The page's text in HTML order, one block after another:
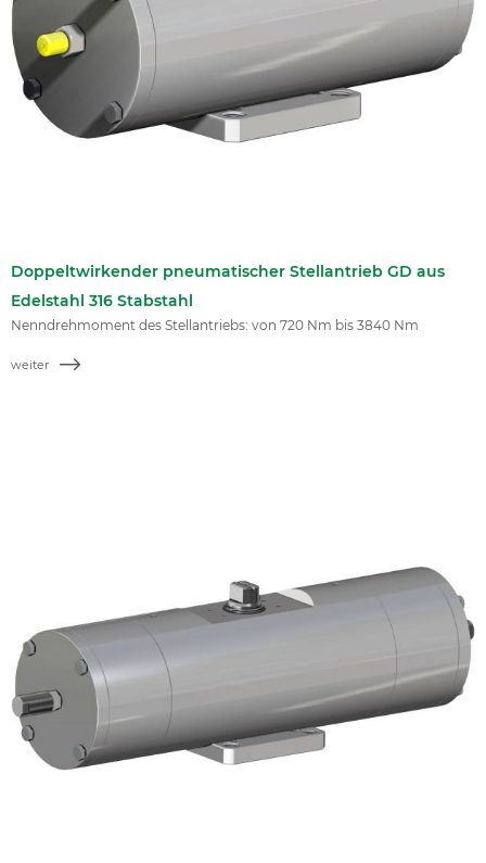
Doppeltwirkender pneumatischer Stellantrieb GD aus
Edelstahl 316 Stabstahl
Nenndrehmoment des Stellantriebs: von 720 Nm bis 3840 Nm
weiter